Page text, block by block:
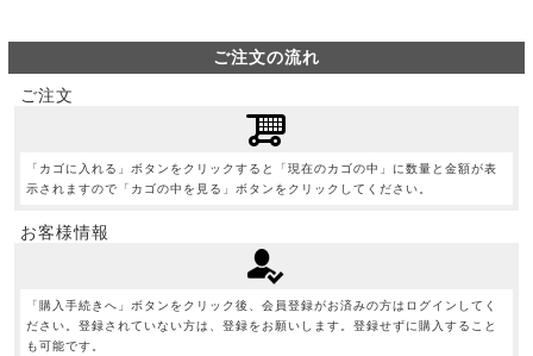
ご注文の流れ
ご注文
「カゴに入れる」ボタンをクリックすると「現在のカゴの中」に数量と金額が表
示されますので「カゴの中を見る」ボタンをクリックしてください。
お客様情報
「購入手続きへ」ボタンをクリック後、会員登録がお済みの方はログインしてく
ださい。登録されていない方は、登録をお願いします。登録せずに購入すること
も可能です。